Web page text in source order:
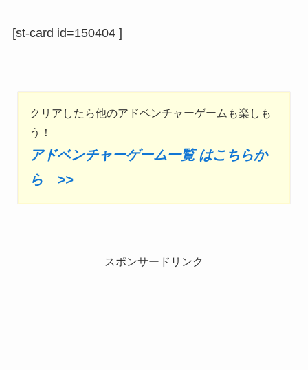
[st-card id=150404 ]
クリアしたら他のアドベンチャーゲームも楽しも
う！
アドベンチャーゲーム一覧 はこちらか
ら >>
スポンサードリンク